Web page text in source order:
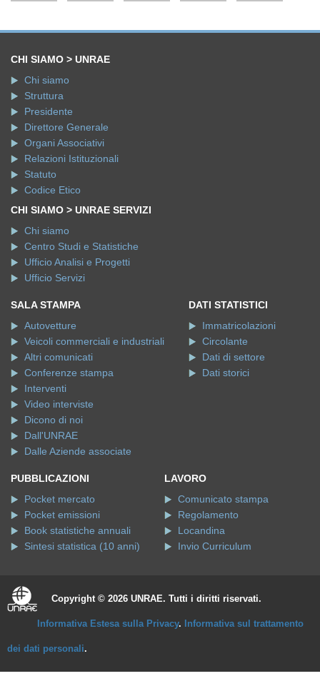
CHI SIAMO > UNRAE
Chi siamo
Struttura
Presidente
Direttore Generale
Organi Associativi
Relazioni Istituzionali
Statuto
Codice Etico
CHI SIAMO > UNRAE SERVIZI
Chi siamo
Centro Studi e Statistiche
Ufficio Analisi e Progetti
Ufficio Servizi
SALA STAMPA
Autovetture
Veicoli commerciali e industriali
Altri comunicati
Conferenze stampa
Interventi
Video interviste
Dicono di noi
Dall'UNRAE
Dalle Aziende associate
DATI STATISTICI
Immatricolazioni
Circolante
Dati di settore
Dati storici
PUBBLICAZIONI
Pocket mercato
Pocket emissioni
Book statistiche annuali
Sintesi statistica (10 anni)
LAVORO
Comunicato stampa
Regolamento
Locandina
Invio Curriculum
Copyright © 2026 UNRAE. Tutti i diritti riservati.
Informativa Estesa sulla Privacy. Informativa sul trattamento
dei dati personali.